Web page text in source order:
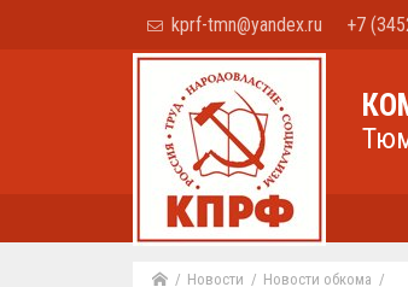
kprf-tmn@yandex.ru +7
Новости
Новости обкома